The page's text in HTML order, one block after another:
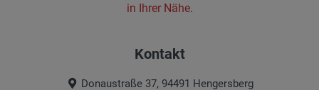
in Ihrer Nähe.
Kontakt
Donaustraße 37, 94491 Hengersberg